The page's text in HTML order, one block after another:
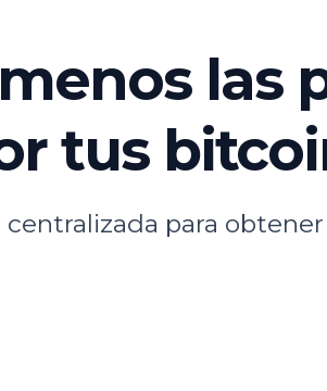
las
tus
para